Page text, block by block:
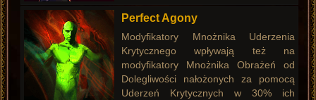
Perfect Agony
Modyfikatory Mnożnika Uderzenia
Krytycznego wpływają też na
modyfikatory Mnożnika Obrażeń od
Dolegliwości nałożonych za pomocą
Uderzeń Krytycznych w 30% ich